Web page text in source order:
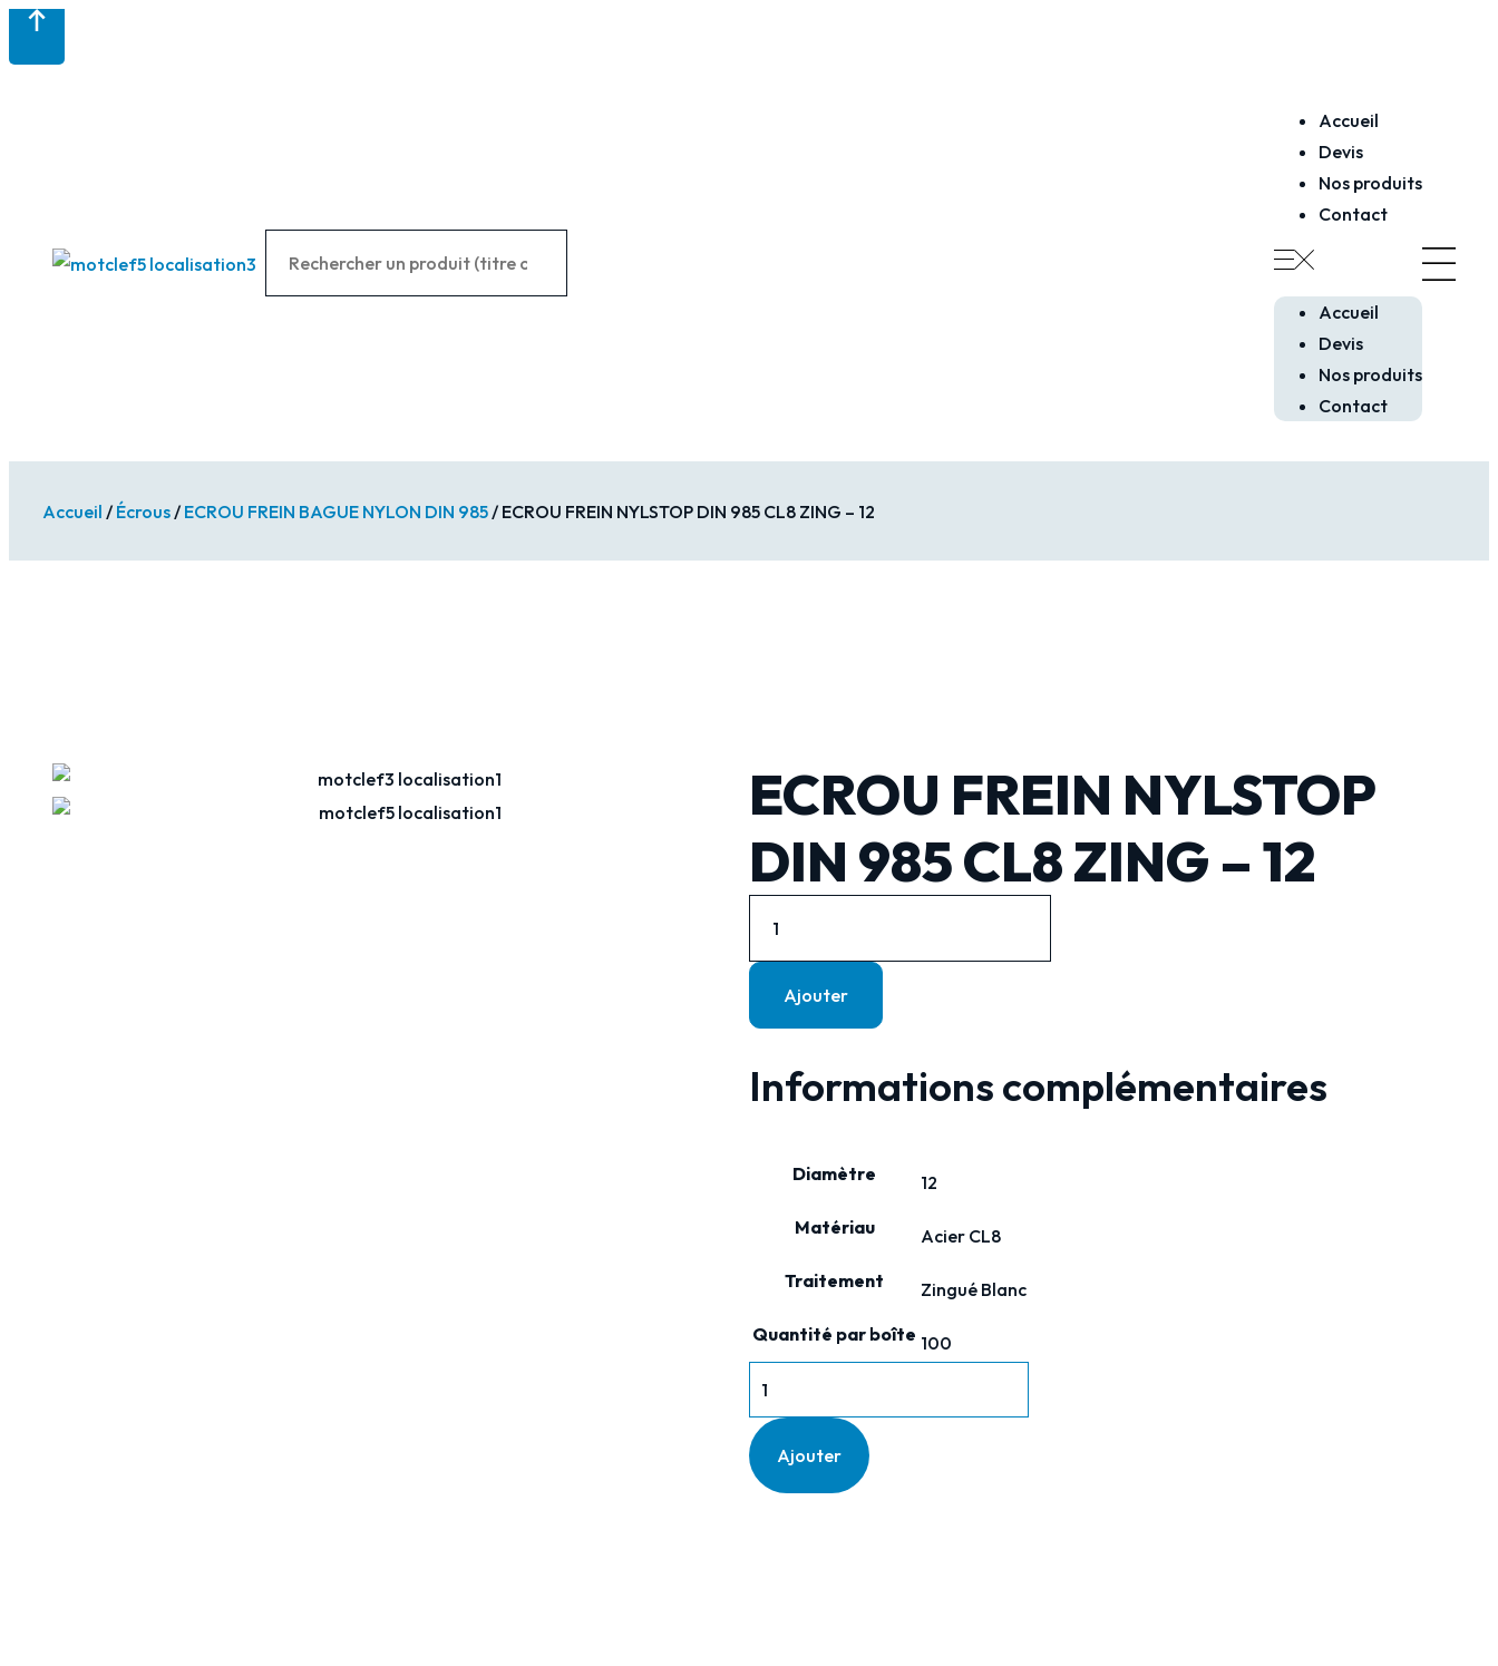
Accueil
Devis
Nos produits
Contact
Accueil
Devis
Nos produits
Contact
Accueil / Écrous/ ECROU FREIN BAGUE NYLON DIN 985/ ECROU FREIN NYLSTOP DIN 985 CL8 ZING – 12
ECROU FREIN NYLSTOP
DIN 985 CL8 ZING – 12
Ajouter
Informations complémentaires
Diamètre
12
Matériau
Acier CL8
Traitement
Zingué Blanc
Quantité par boîte 100
Ajouter
Panneau de gestion des cookies